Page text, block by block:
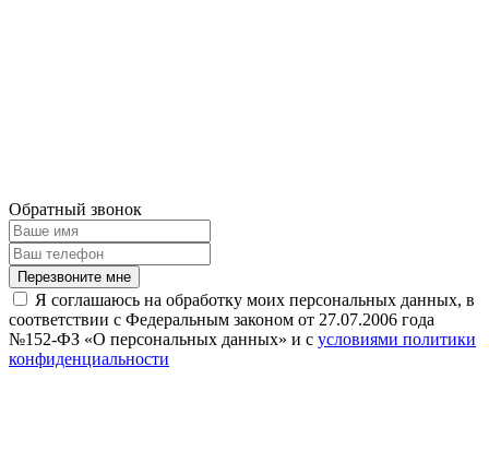
Обратный звонок
Перезвоните мне
Я соглашаюсь на обработку моих персональных данных, в
соответствии с Федеральным законом от 27.07.2006 года
№152-ФЗ «О персональных данных» и с условиями политики
конфиденциальности